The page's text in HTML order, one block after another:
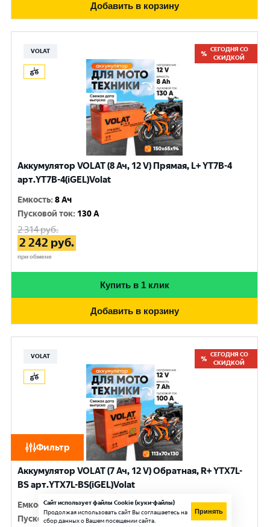
Фильтр
Добавить в корзину
VOLAT
СЕГОДНЯ СО
СКИДКОЙ
Аккумулятор VOLAT (8 Ач, 12 V) Прямая, L+ YT7B-4
арт.YT7B-4(iGEL)Volat
Емкость:8 Ач
Пусковой ток: 130 A
2 314руб.
2 242 руб.
при обмене
Купить в 1 клик
Добавить в корзину
VOLAT
СЕГОДНЯ СО
СКИДКОЙ
Аккумулятор VOLAT (7 Ач, 12 V) Обратная, R+ YTX7L-
BS арт.YTX7L-BS(iGEL)Volat
Емкость:7 Ач
Пусковой ток:100 A
Сайт использует файлы Cookie (куки-файлы)
Продолжая использовать сайт Вы соглашаетесь на
сбор данных о Вашем посещении сайта.
Принять